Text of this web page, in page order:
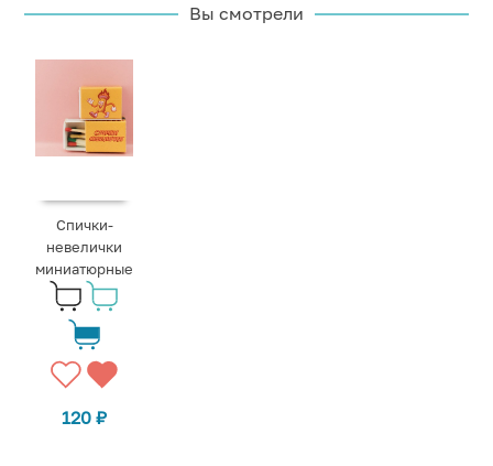
Вы смотрели
Спички-
невелички
миниатюрные
120₽